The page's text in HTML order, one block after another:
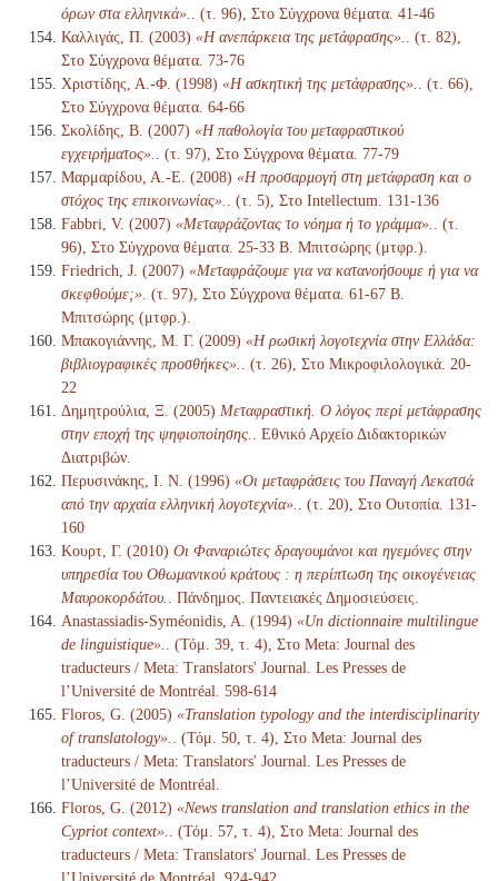
όρων στα ελληνικά».
. (τ. 96), Στο Σύγχρονα θέματα. 41-46
Καλλιγάς, Π. (2003) «Η ανεπάρκεια της μετάφρασης».
. (τ. 82),
Στο Σύγχρονα θέματα. 73-76
Χριστίδης, Α.-Φ. (1998) «Η ασκητική της μετάφρασης».
. (τ. 66),
Στο Σύγχρονα θέματα. 64-66
Σκολίδης, Β. (2007) «Η παθολογία του μεταφραστικού
εγχειρήματος».
. (τ. 97), Στο Σύγχρονα θέματα. 77-79
Μαρμαρίδου, Α.-Ε. (2008) «Η προσαρμογή στη μετάφραση και ο
στόχος της επικοινωνίας».
. (τ. 5), Στο Intellectum. 131-136
Fabbri, V. (2007) «Μεταφράζοντας το νόημα ή το γράμμα».
. (τ.
96), Στο Σύγχρονα θέματα. 25-33 Β. Μπιτσώρης (μτφρ.).
Friedrich, J. (2007) «Μεταφράζουμε για να κατανοήσουμε ή για να
σκεφθούμε;» . (τ. 97), Στο Σύγχρονα θέματα. 61-67 Β.
Μπιτσώρης (μτφρ.).
Μπακογιάννης, Μ. Γ. (2009) «Η ρωσική λογοτεχνία στην Ελλάδα:
βιβλιογραφικές προσθήκες».
. (τ. 26), Στο Μικροφιλολογικά. 20-
22
Δημητρούλια, Ξ. (2005) Μεταφραστική. Ο λόγος περί μετάφρασης
στην εποχή της ψηφιοποίησης.
. Εθνικό Αρχείο Διδακτορικών
Διατριβών.
Περυσινάκης, Ι. Ν. (1996) «Οι μεταφράσεις του Παναγή Λεκατσά
από την αρχαία ελληνική λογοτεχνία».
. (τ. 20), Στο Ουτοπία. 131-
160
Κουρτ, Γ. (2010) Οι Φαναριώτες δραγουμάνοι και ηγεμόνες στην
υπηρεσία του Οθωμανικού κράτους : η περίπτωση της οικογένειας
Μαυροκορδάτου.
. Πάνδημος. Παντειακές Δημοσιεύσεις.
Anastassiadis-Syméonidis, A. (1994) «Un dictionnaire multilingue
de linguistique».
. (Τόμ. 39, τ. 4), Στο Meta: Journal des
traducteurs / Meta: Translators' Journal. Les Presses de
l’Université de Montréal. 598-614
Floros, G. (2005) «Translation typology and the interdisciplinarity
of translatology».
. (Τόμ. 50, τ. 4), Στο Meta: Journal des
traducteurs / Meta: Translators' Journal. Les Presses de
l’Université de Montréal.
Floros, G. (2012) «News translation and translation ethics in the
Cypriot context».
. (Τόμ. 57, τ. 4), Στο Meta: Journal des
traducteurs / Meta: Translators' Journal. Les Presses de